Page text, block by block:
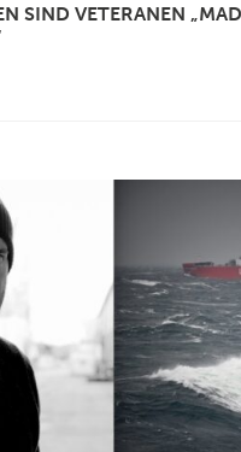
SIND VETERANEN